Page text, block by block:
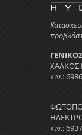
ΧΑΛΚΟΣ
κιν.:
κιν.: